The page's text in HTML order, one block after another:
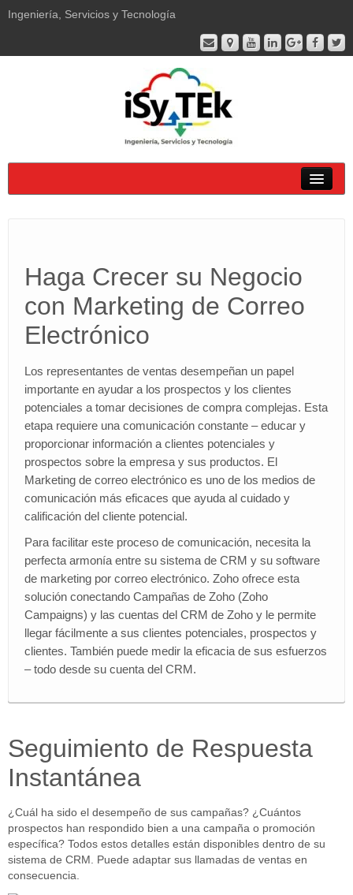
Ingeniería, Servicios y Tecnología
Servicios
Empresa
Soporte
BLOG
Area de Clientes
miTienda
Haga Crecer su Negocio
con Marketing de Correo
Electrónico
Los representantes de ventas desempeñan un papel
importante en ayudar a los prospectos y los clientes
potenciales a tomar decisiones de compra complejas. Esta
etapa requiere una comunicación constante – educar y
proporcionar información a clientes potenciales y
prospectos sobre la empresa y sus productos. El
Marketing de correo electrónico es uno de los medios de
comunicación más eficaces que ayuda al cuidado y
calificación del cliente potencial.
Para facilitar este proceso de comunicación, necesita la
perfecta armonía entre su sistema de CRM y su software
de marketing por correo electrónico. Zoho ofrece esta
solución conectando Campañas de Zoho (Zoho
Campaigns) y las cuentas del CRM de Zoho y le permite
llegar fácilmente a sus clientes potenciales, prospectos y
clientes. También puede medir la eficacia de sus esfuerzos
– todo desde su cuenta del CRM.
Seguimiento de Respuesta
Instantánea
¿Cuál ha sido el desempeño de sus campañas? ¿Cuántos
prospectos han respondido bien a una campaña o promoción
específica? Todos estos detalles están disponibles dentro de su
sistema de CRM. Puede adaptar sus llamadas de ventas en
consecuencia.